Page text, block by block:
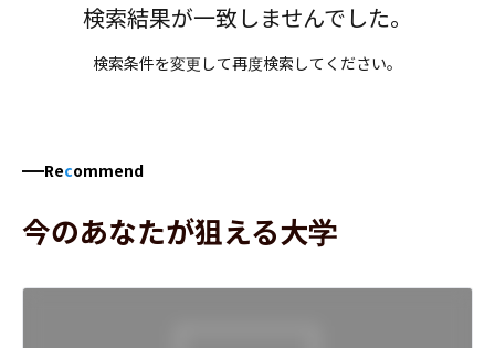
検索結果が一致しませんでした。
検索条件を変更して再度検索してください。
Recommend
今のあなたが狙える大学